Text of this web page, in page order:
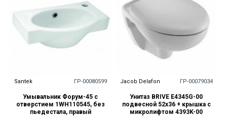
Santek ГР-00080599
Умывальник Форум-45 с
отверстием 1WH110545, без
пьедестала, правый
Jacob Delafon ГР-00079034
Унитаз BRIVE E4345G-00
подвесной 52х36 + крышка c
микролифтом 4393K-00